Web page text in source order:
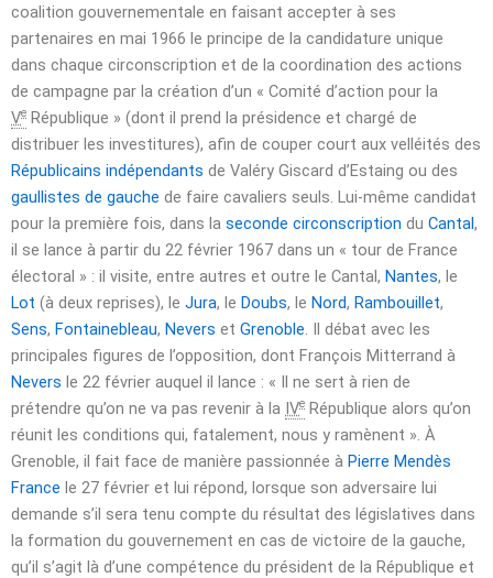
coalition gouvernementale en faisant accepter à ses
partenaires en mai 1966 le principe de la candidature unique
dans chaque circonscription et de la coordination des actions
de campagne par la création d’un « Comité d’action pour la
Ve République » (dont il prend la présidence et chargé de
distribuer les investitures), afin de couper court aux velléités des
Républicains indépendants de Valéry Giscard d’Estaing ou des
gaullistes de gauche de faire cavaliers seuls. Lui-même candidat
pour la première fois, dans la seconde circonscription du Cantal,
il se lance à partir du 22 février 1967 dans un « tour de France
électoral » : il visite, entre autres et outre le Cantal, Nantes, le
Lot (à deux reprises), le Jura, le Doubs, le Nord, Rambouillet,
Sens, Fontainebleau, Nevers et Grenoble. Il débat avec les
principales figures de l’opposition, dont François Mitterrand à
Nevers le 22 février auquel il lance : « Il ne sert à rien de
prétendre qu’on ne va pas revenir à la IVe République alors qu’on
réunit les conditions qui, fatalement, nous y ramènent ». À
Grenoble, il fait face de manière passionnée à Pierre Mendès
France le 27 février et lui répond, lorsque son adversaire lui
demande s’il sera tenu compte du résultat des législatives dans
la formation du gouvernement en cas de victoire de la gauche,
qu’il s’agit là d’une compétence du président de la République et